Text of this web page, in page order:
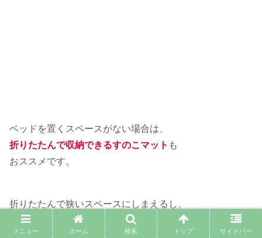
ベッドを置くスペースがない場合は、
折りたたんで収納できるすのこマット も
おススメです。
折りたたんで狭いスペースにしまえるし、
布団干しにも使えるすのこマットは
メニュー ホーム 検索 トップ サイドバー